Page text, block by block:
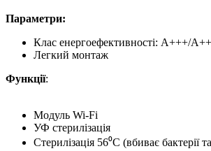
Параметри:
Клас енергоефективності: А+++/А++
Легкий монтаж
Функції:
Модуль Wi-Fi
УФ стерилізація
Стерилізація 56⁰С (вбиває бактерії